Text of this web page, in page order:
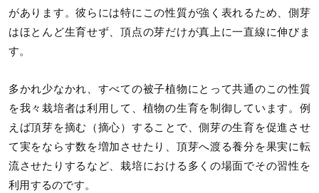
があります。彼らには特にこの性質が強く表れるため、側芽
はほとんど生育せず、頂点の芽だけが真上に一直線に伸びま
す。
多かれ少なかれ、すべての被子植物にとって共通のこの性質
を我々栽培者は利用して、植物の生育を制御しています。例
えば頂芽を摘む（摘心）することで、側芽の生育を促進させ
て実をならす数を増加させたり、頂芽へ渡る養分を果実に転
流させたりするなど、栽培における多くの場面でその習性を
利用するのです。